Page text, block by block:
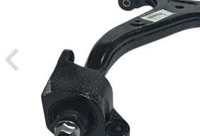
Previous